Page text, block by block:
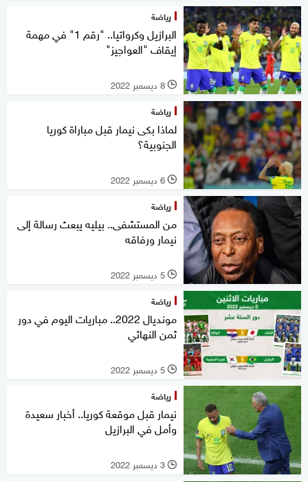
رياضة
البرازيل وكرواتيا.. "رقم 1" في مهمة
إيقاف "العواجيز"
l 8 ديسمبر 2022
رياضة
لماذا بكى نيمار قبل مباراة كوريا
الجنوبية؟
l 6 ديسمبر 2022
رياضة
من المستشفى.. بيليه يبعث رسالة إلى
نيمار ورفاقه
l 5 ديسمبر 2022
رياضة
مونديال 2022.. مباريات اليوم في دور
ثمن النهائي
l 5 ديسمبر 2022
رياضة
نيمار قبل موقعة كوريا.. أخبار سعيدة
وأمل في البرازيل
l 3 ديسمبر 2022